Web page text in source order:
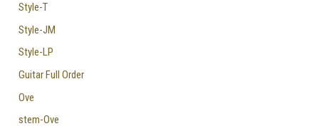
Style-T
Style-JM
Style-LP
Guitar Full Order
Ove
stem-Ove